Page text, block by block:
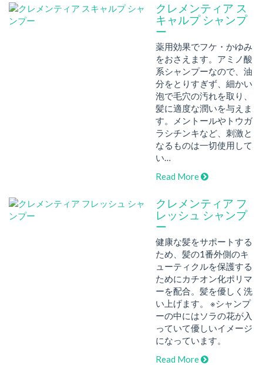
クレメンティア ス
キャルプ シャンプ
ー
薬用効果でフケ・かゆみ
をおさえます。アミノ酸
系シャンプーなので、油
分をとりすぎず、細かい
泡で毛穴の汚れを取り、
髪に適度な潤いを与えま
す。メントールやトウガ
ラシチンキなど、刺激と
なるものは一切使用して
い…
Read More
クレメンティア フ
レッシュ シャンプ
ー
健康な髪をサポートする
ため、髪の1番外側のキ
ューティクルを保護する
ためにカチオン化ポリマ
ーを配合。髪を優しく洗
い上げます。 ※シャンプ
ーの中にはソラの花が入
っていて優しいイメージ
になっています。
Read More